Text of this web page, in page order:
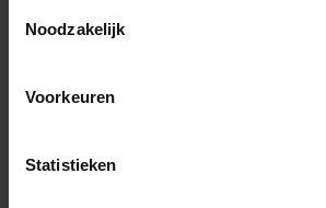
Noodzakelijk
Voorkeuren
Statistieken
Het verrichten van
Het afwisselend uitvoeren van
Het ondersteunen van het